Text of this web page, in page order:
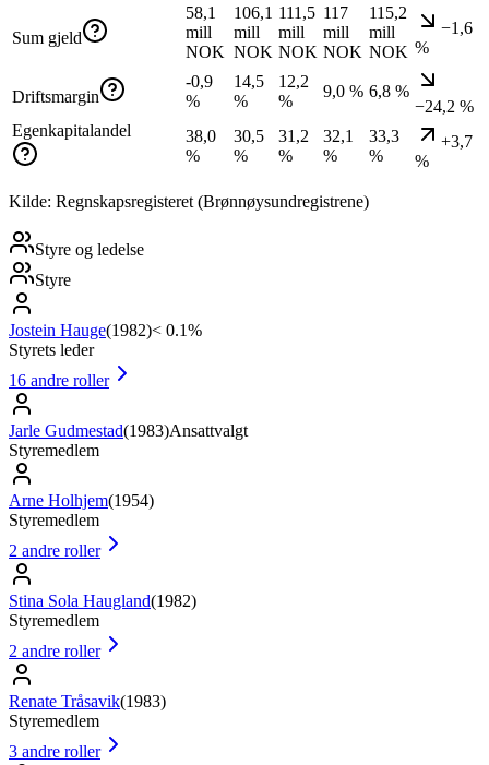
Sum gjeld
58,1
mill
NOK
106,1
mill
NOK
111,5
mill
NOK
117
mill
NOK
115,2
mill
NOK
−1,6
%
Driftsmargin
-0,9
%
14,5
%
12,2
%
9,0 % 6,8 %
−24,2 %
Egenkapitalandel
38,0
%
30,5
%
31,2
%
32,1
%
33,3
%
+3,7
%
Kilde: Regnskapsregisteret (Brønnøysundregistrene)
Styre og ledelse
Styre
Jostein Hauge(1982)< 0.1%
Styrets leder
16 andre roller
Jarle Gudmestad(1983)Ansattvalgt
Styremedlem
Arne Holhjem(1954)
Styremedlem
2 andre roller
Stina Sola Haugland(1982)
Styremedlem
2 andre roller
Renate Tråsavik(1983)
Styremedlem
3 andre roller